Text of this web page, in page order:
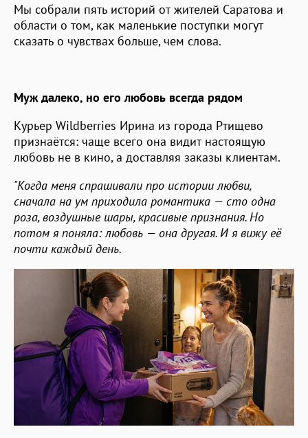
Мы собрали пять историй от жителей Саратова и
области о том, как маленькие поступки могут
сказать о чувствах больше, чем слова.
Муж далеко, но его любовь всегда рядом
Курьер Wildberries Ирина из города Ртищево
признаётся: чаще всего она видит настоящую
любовь не в кино, а доставляя заказы клиентам.
"Когда меня спрашивали про истории любви,
сначала на ум приходила романтика — сто одна
роза, воздушные шары, красивые признания. Но
потом я поняла: любовь — она другая. И я вижу её
почти каждый день.